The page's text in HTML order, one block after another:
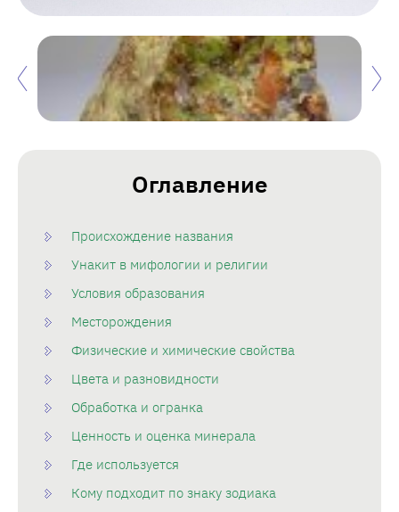
Оглавление
Происхождение названия
Унакит в мифологии и религии
Условия образования
Месторождения
Физические и химические свойства
Цвета и разновидности
Обработка и огранка
Ценность и оценка минерала
Где используется
Кому подходит по знаку зодиака